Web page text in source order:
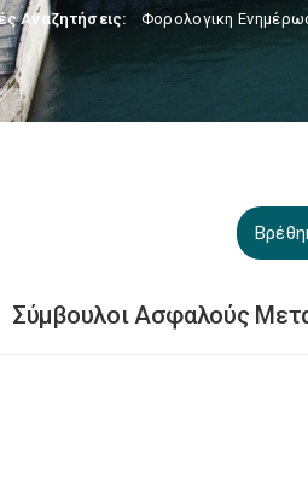
Αναζητήσεις: Φορολογικη
Σύμβουλοι Ασφαλούς